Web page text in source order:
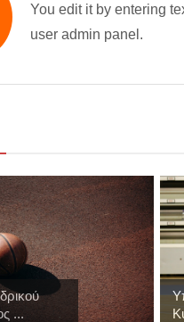
You edit it by entering
user admin panel.
...